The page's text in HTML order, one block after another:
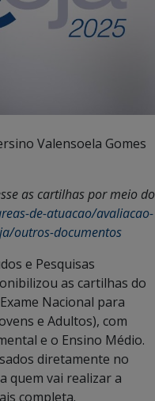
Valensoela Gomes
as cartilhas por meio do
de-atuacao/avaliacao-
outros-documentos
e Pesquisas
as cartilhas do
Nacional para
e Adultos), com
e o Ensino Médio.
diretamente no
quem vai realizar a
completa.